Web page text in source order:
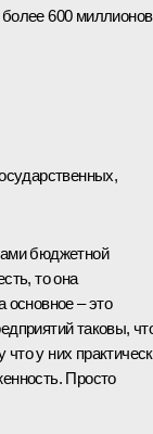
600
бюджетной
то она
основное – это
таковы,
у них
Просто